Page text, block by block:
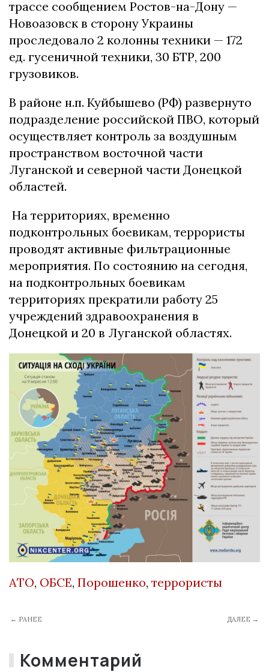
трассе сообщением Ростов-на-Дону —
Новоазовск в сторону Украины
проследовало 2 колонны техники — 172
ед. гусеничной техники, 30 БТР, 200
грузовиков.
В районе н.п. Куйбышево (РФ) развернуто
подразделение российской ПВО, который
осуществляет контроль за воздушным
пространством восточной части
Луганской и северной части Донецкой
областей.
На территориях, временно
подконтрольных боевикам, террористы
проводят активные фильтрационные
мероприятия. По состоянию на сегодня,
на подконтрольных боевикам
территориях прекратили работу 25
учреждений здравоохранения в
Донецкой и 20 в Луганской областях.
АТО, ОБСЕ, Порошенко, террористы
← РАНЕЕ ДАЛЕЕ →
Комментарий